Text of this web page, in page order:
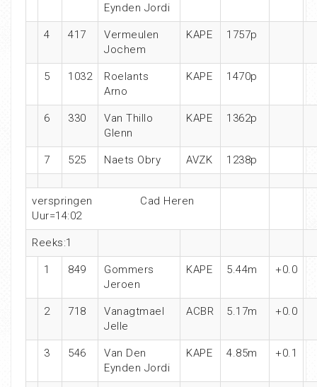
Eynden Jordi
4 417
Vermeulen
Jochem
KAPE 1757p
5 1032
Roelants
Arno
KAPE 1470p
6 330
Van Thillo
Glenn
KAPE 1362p
7 525 Naets Obry AVZK 1238p
verspringen Cad Heren
Uur=14:02
Reeks:1
1 849
Gommers
Jeroen
KAPE 5.44m +0.0
2 718
Vanagtmael
Jelle
ACBR 5.17m +0.0
3 546
Van Den
Eynden Jordi
KAPE 4.85m +0.1